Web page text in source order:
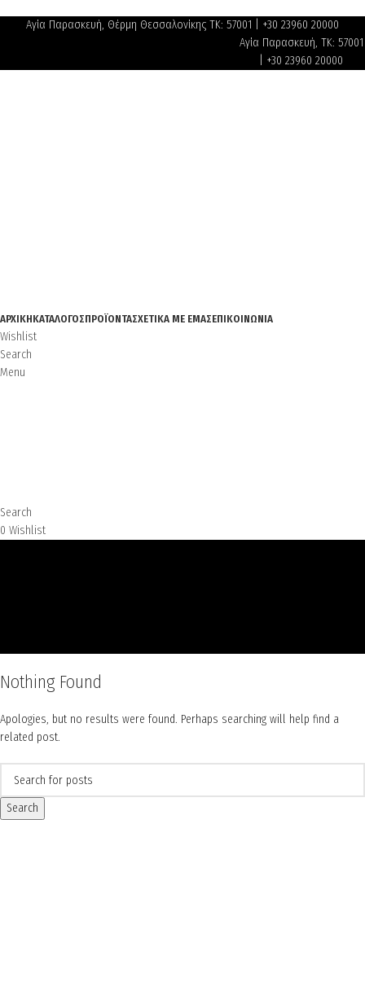
Αγία Παρασκευή, Θέρμη Θεσσαλονίκης ΤΚ: 57001 | +30 23960 20000
Αγία Παρασκευή, ΤΚ: 57001
| +30 23960 20000
ΑΡΧΙΚΉΚΑΤΆΛΟΓΟΣΠΡΟΪΌΝΤΑΣΧΕΤΙΚΆ ΜΕ ΕΜΆΣΕΠΙΚΟΙΝΩΝΊΑ
Wishlist
Search
Menu
Search
0 Wishlist
Nothing Found
Apologies, but no results were found. Perhaps searching will help find a
related post.
Search